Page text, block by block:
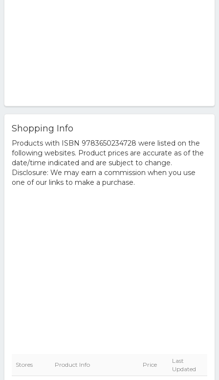
Shopping Info
Products with ISBN 9783650234728 were listed on the
following websites. Product prices are accurate as of the
date/time indicated and are subject to change.
Disclosure: We may earn a commission when you use
one of our links to make a purchase.
Stores Product Info Price
Last
Updated